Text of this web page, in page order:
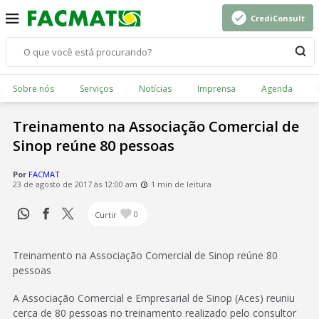
CrediConsult
Sobre nós Serviços Notícias Imprensa Agenda
Treinamento na Associação Comercial de
Sinop reúne 80 pessoas
Por FACMAT
23 de agosto de 2017 às 12:00 am
1 min de leitura
Curtir 0
Treinamento na Associação Comercial de Sinop reúne 80
pessoas
A Associação Comercial e Empresarial de Sinop (Aces) reuniu
cerca de 80 pessoas no treinamento realizado pelo consultor